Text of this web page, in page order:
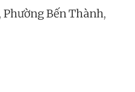
Phường Bến Thành,